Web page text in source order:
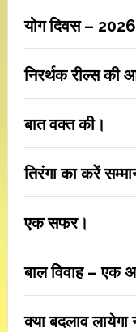
योग दिवस – 2026
निरर्थक रील्स की
बात वक्त की।
तिरंगा का करें
एक सफर।
बाल विवाह – एक
क्या बदलाव लायेगा